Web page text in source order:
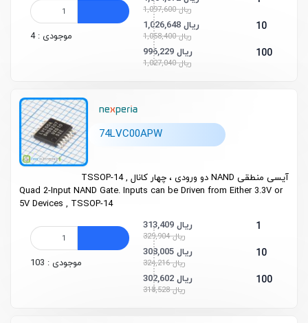
1,097,600 ریال
10 1,026,648 ریال
1,058,400 ریال
100 996,229 ریال
1,027,040 ریال
موجودی : 4
74LVC00APW
آیسی منطقی NAND دو ورودی ، چهار کانال , TSSOP-14
Quad 2-Input NAND Gate. Inputs can be Driven from Either 3.3V or
5V Devices , TSSOP-14
1 313,409 ریال
329,904 ریال
10 308,005 ریال
324,216 ریال
100 302,602 ریال
318,528 ریال
موجودی : 103